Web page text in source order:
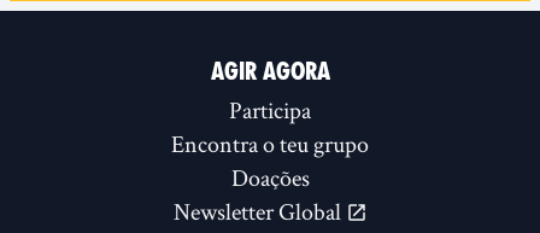
AGIR AGORA
Participa
Encontra o teu grupo
Doações
Newsletter Global